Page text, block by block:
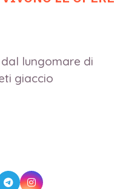
lungomare di
giaccio